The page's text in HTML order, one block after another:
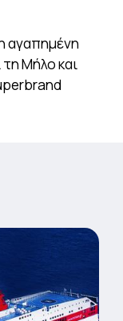
αγαπημένη
Μήλο και